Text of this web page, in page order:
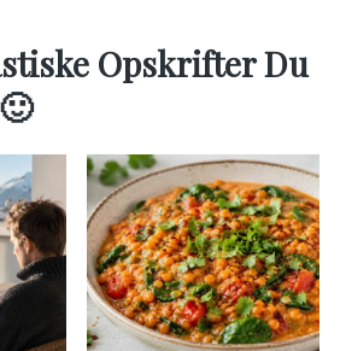
Opskrifter Du